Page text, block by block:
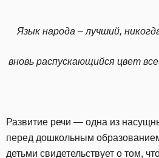
Язык народа – лучший,
вновь распускающийся цвет
Развитие речи — одна из
перед дошкольным
детьми свидетельствует о том,